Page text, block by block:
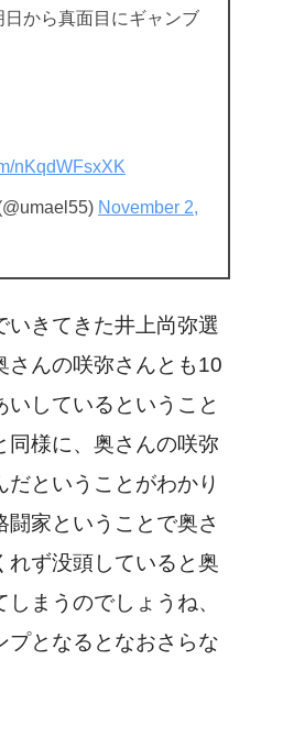
日から真面目にギャンブ
nKqdWFsxXK
November 2,
いきてきた井上尚弥選
さんの咲弥さんとも10
いしているということ
同様に、奥さんの咲弥
だということがわかり
闘家ということで奥さ
れず没頭していると奥
まうのでしょうね、
プとなるとなおさらな